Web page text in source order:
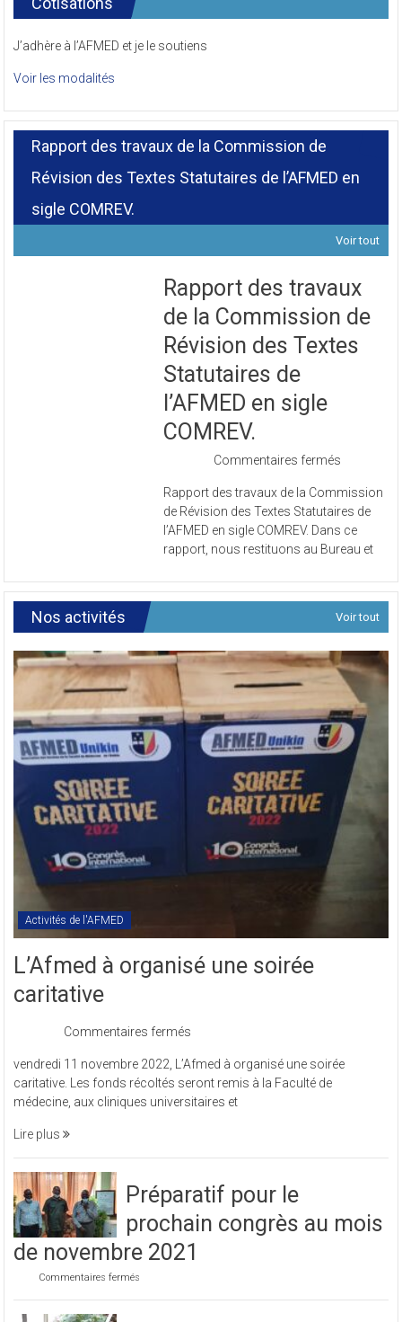
J’adhère à l’AFMED et je le soutiens
Voir les modalités
Rapport des travaux de la Commission de
Révision des Textes Statutaires de l’AFMED en
sigle COMREV.
Voir tout
Rapport des travaux
de la Commission de
Révision des Textes
Statutaires de
l’AFMED en sigle
COMREV.
Commentaires fermés
des
travaux
de
la
de
Révision
Textes
Statutaires
de
l’AFMED
en
sigle
COMREV.
Rapport des travaux de la Commission
de Révision des Textes Statutaires de
l’AFMED en sigle COMREV. Dans ce
rapport, nous restituons au Bureau et
Nos activités Voir tout
Activités de l'AFMED
L’Afmed à organisé une soirée
caritative
Commentaires fermés
à
organisé
une
vendredi 11 novembre 2022, L’Afmed à organisé une soirée
caritative. Les fonds récoltés seront remis à la Faculté de
médecine, aux cliniques universitaires et
Lire plus
Préparatif pour le
prochain congrès au mois
de novembre 2021
Commentaires fermés